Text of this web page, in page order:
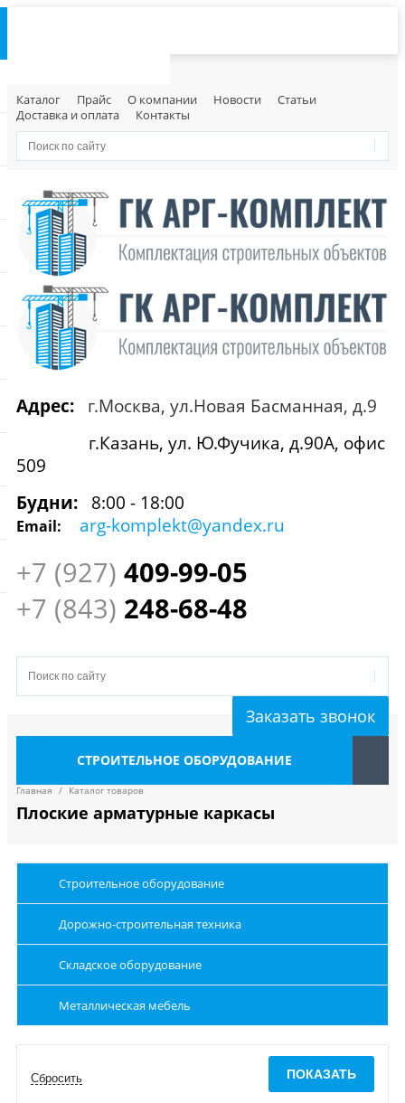
Каталог Прайс О компании Новости
Статьи
Доставка и оплата
Контакты
Адрес:
г.Москва, ул.Новая Басманная, д.9
г.Казань, ул. Ю.Фучика, д.90А, офис
509
Будни:
8:00 - 18:00
Email: arg-komplekt@yandex.ru
+7 (927) 409-99-05
+7 (843) 248-68-48
Заказать звонок
СТРОИТЕЛЬНОЕ ОБОРУДОВАНИЕ
Главная / Каталог товаров
Плоские арматурные каркасы
Строительное оборудование
Дорожно-строительная техника
Складское оборудование
Металлическая мебель